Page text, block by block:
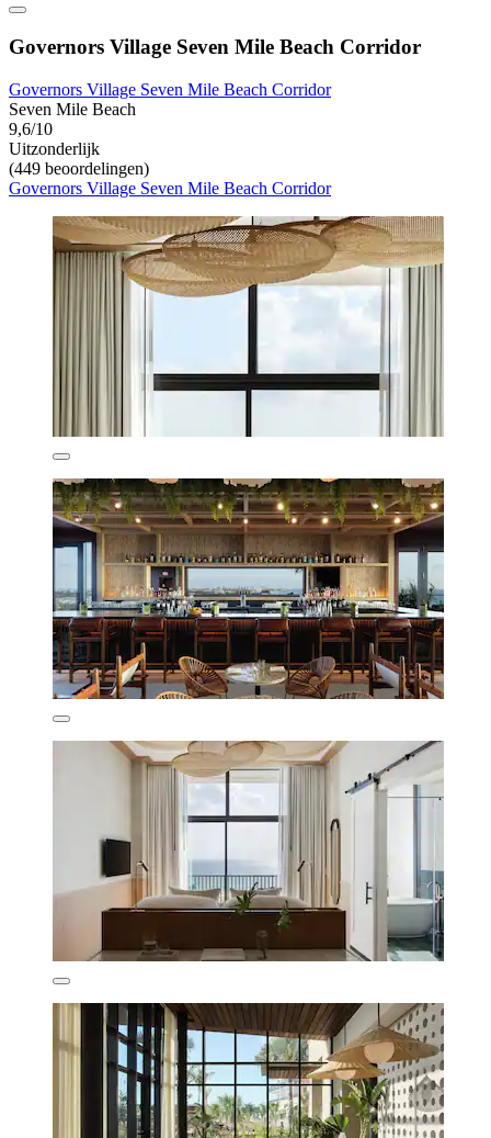
Governors Village Seven Mile Beach Corridor
Governors Village Seven Mile Beach Corridor
Seven Mile Beach
9,6/10
Uitzonderlijk
(449 beoordelingen)
Governors Village Seven Mile Beach Corridor